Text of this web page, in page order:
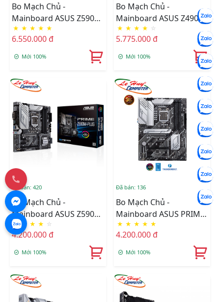
Bo Mạch Chủ -
Mainboard ASUS Z590
WIFI GUNDAM EDITION
★ ★ ★ ★ ★
6.550.000 đ
Mới 100%
Bo Mạch Chủ -
Mainboard ASUS Z490
GUNDAM WIFI
★ ★ ★ ★ ☆
5.775.000 đ
Mới 100%
Đã bán: 420
Bo Mạch Chủ -
Mainboard ASUS Z590M-
PLUS PRIME
★ ★ ★ ★ ☆
4.200.000 đ
Mới 100%
Đã bán: 136
Bo Mạch Chủ -
Mainboard ASUS PRIME
Z590-P/CSM
★ ★ ★ ★ ★
4.200.000 đ
Mới 100%